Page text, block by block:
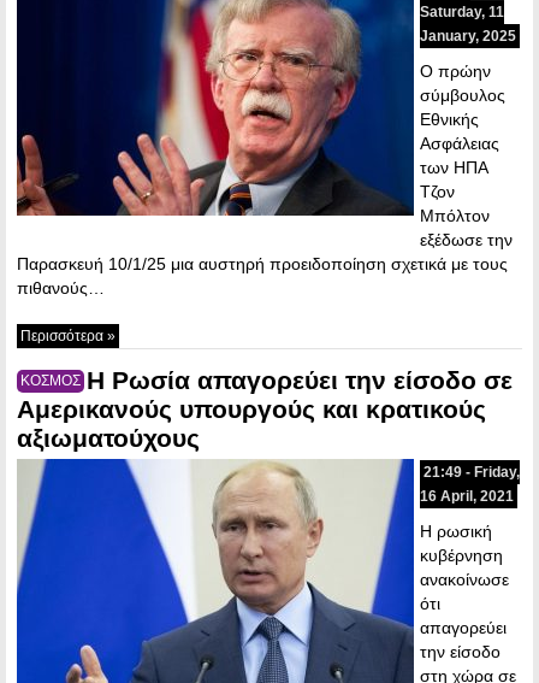
Saturday, 11
January, 2025
Ο πρώην
σύμβουλος
Εθνικής
Ασφάλειας
των ΗΠΑ
Τζον
Μπόλτον
εξέδωσε την
Παρασκευή 10/1/25 μια αυστηρή προειδοποίηση σχετικά με τους
πιθανούς…
Περισσότερα »
ΚΟΣΜΟΣ Η Ρωσία απαγορεύει την είσοδο σε
Αμερικανούς υπουργούς και κρατικούς
αξιωματούχους
21:49 - Friday,
16 April, 2021
Η ρωσική
κυβέρνηση
ανακοίνωσε
ότι
απαγορεύει
την είσοδο
στη χώρα σε